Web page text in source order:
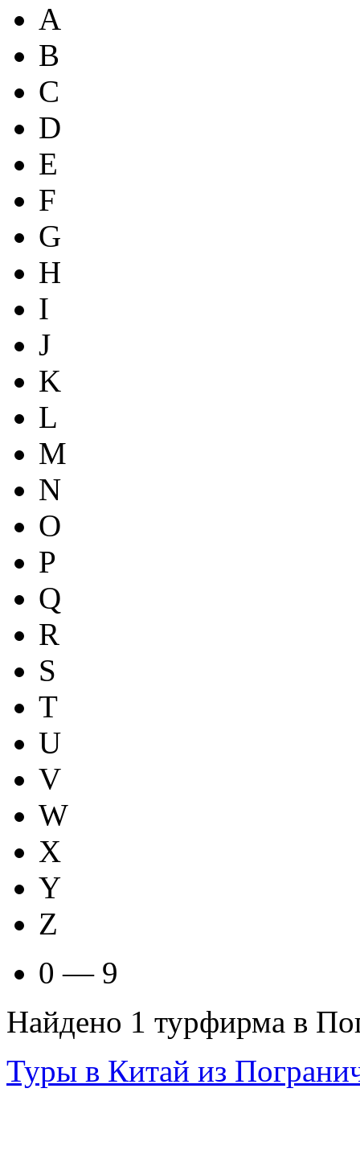
A
B
C
D
E
F
G
H
I
J
K
L
M
N
O
P
Q
R
S
T
U
V
W
X
Y
Z
0 — 9
Найдено 1 турфирма в
Туры в Китай из